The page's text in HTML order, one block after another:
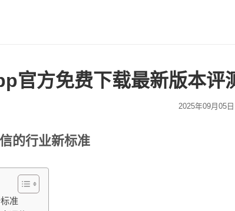
官方免费下载最新版本评
2025年09月05日
的行业新标准
准